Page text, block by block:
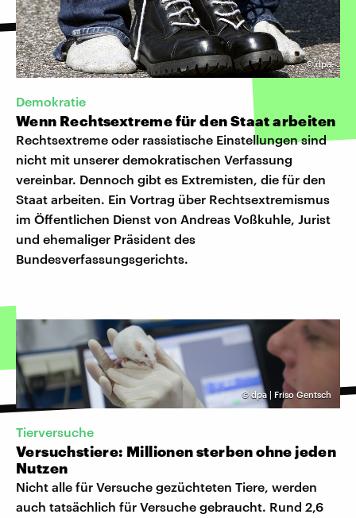
©dpa
Demokratie
Wenn Rechtsextreme für den Staat arbeiten
Rechtsextreme oder rassistische Einstellungen sind
nicht mit unserer demokratischen Verfassung
vereinbar. Dennoch gibt es Extremisten, die für den
Staat arbeiten. Ein Vortrag über Rechtsextremismus
im Öffentlichen Dienst von Andreas Voßkuhle, Jurist
und ehemaliger Präsident des
Bundesverfassungsgerichts.
© dpa | Friso Gentsch
Tierversuche
Versuchstiere: Millionen sterben ohne jeden
Nutzen
Nicht alle für Versuche gezüchteten Tiere, werden
auch tatsächlich für Versuche gebraucht. Rund 2,6